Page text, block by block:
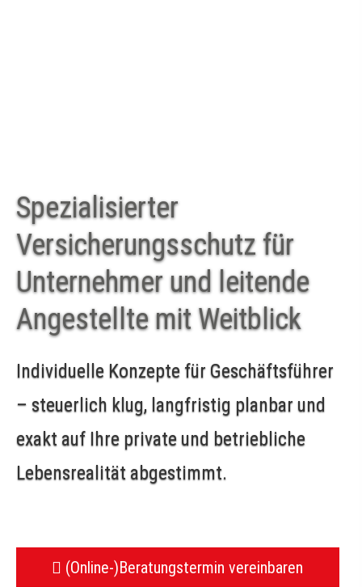
Spezialisierter
Versicherungsschutz für
Unternehmer und leitende
Angestellte mit Weitblick
Individuelle Konzepte für Geschäftsführer
– steuerlich klug, langfristig planbar und
exakt auf Ihre private und betriebliche
Lebensrealität abgestimmt.
(Online-)Beratungstermin vereinbaren